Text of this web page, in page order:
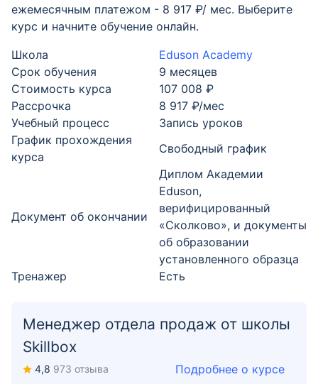
ежемесячным платежом - 8 917 ₽/ мес. Выберите
курс и начните обучение онлайн.
Школа
Eduson Academy
Срок обучения
9 месяцев
Стоимость курса
107 008 ₽
Рассрочка
8 917 ₽/мес
Учебный процесс
Запись уроков
График прохождения
курса
Свободный график
Документ об окончании
Диплом Академии
Eduson,
верифицированный
«Сколково», и документы
об образовании
установленного образца
Тренажер
Есть
Менеджер отдела продаж от школы
Skillbox
4,8 973 отзыва Подробнее о курсе